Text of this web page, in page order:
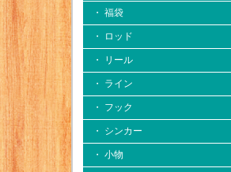
・ 福袋
・ ロッド
・ リール
・ ライン
・ フック
・ シンカー
・ 小物